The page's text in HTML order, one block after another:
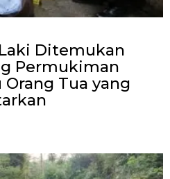
Ditemukan
Permukiman
Tua yang